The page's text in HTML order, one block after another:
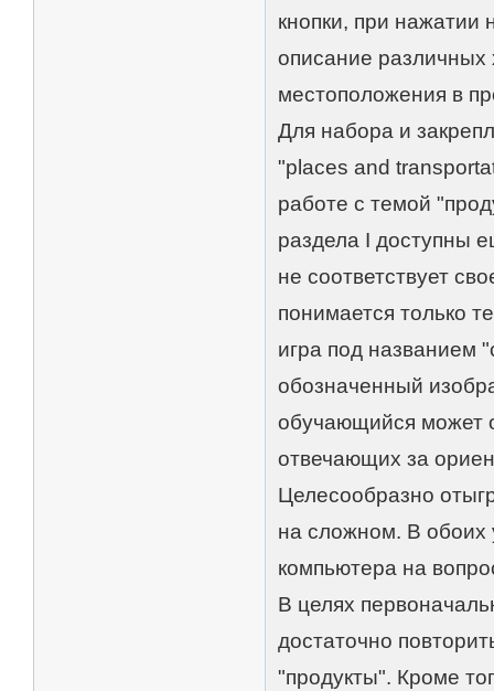
кнопки, при
описание различных
местоположения в
Для набора и
"places and
работе с темой
раздела I доступны
не соответствует
понимается только
игра под названием
обозначенный
обучающийся может
отвечающих за
Целесообразно
на сложном. В обоих
компьютера на
В целях
достаточно
"продукты". Кроме